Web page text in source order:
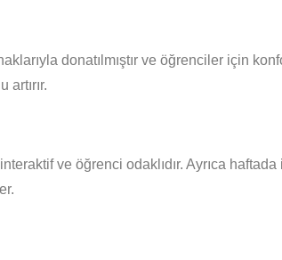
donatılmıştır ve öğrenciler için
ve öğrenci odaklıdır. Ayrıca